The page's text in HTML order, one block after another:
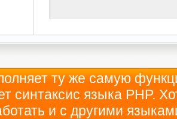
ту же самую
синтаксис языка PHP.
и с другими